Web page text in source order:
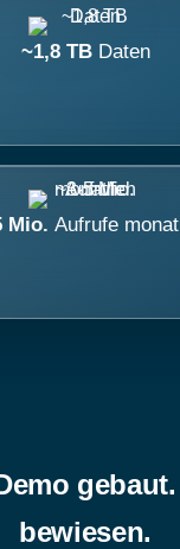
~1,8 TB Daten
Mio. Aufrufe
bewiesen.